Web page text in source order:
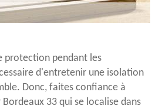
protection pendant les
d'entretenir une isolation
Donc, faites confiance à
33 qui se localise dans